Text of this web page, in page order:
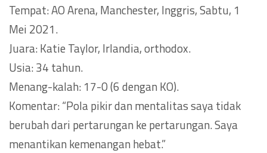
Tempat: AO Arena, Manchester, Inggris, Sabtu, 1
Mei 2021.
Juara: Katie Taylor, Irlandia, orthodox.
Usia: 34 tahun.
Menang-kalah: 17-0 (6 dengan KO).
Komentar: “Pola pikir dan mentalitas saya tidak
berubah dari pertarungan ke pertarungan. Saya
menantikan kemenangan hebat.”